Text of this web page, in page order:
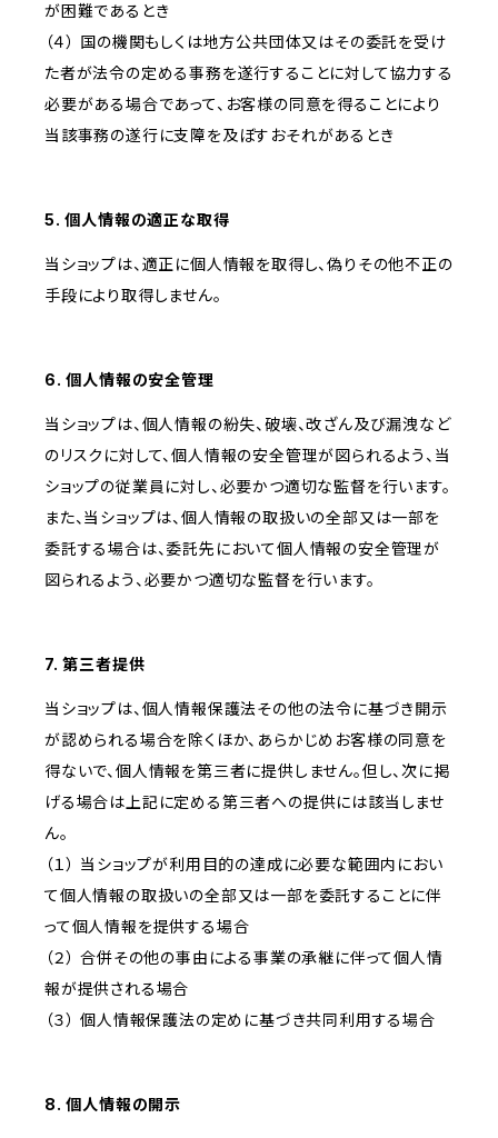
が困難であるとき
（４） 国の機関もしくは地方公共団体又はその委託を受け
た者が法令の定める事務を遂行することに対して協力する
必要がある場合であって、お客様の同意を得ることにより
当該事務の遂行に支障を及ぼすおそれがあるとき
5. 個人情報の適正な取得
当ショップは、適正に個人情報を取得し、偽りその他不正の
手段により取得しません。
6. 個人情報の安全管理
当ショップは、個人情報の紛失、破壊、改ざん及び漏洩など
のリスクに対して、個人情報の安全管理が図られるよう、当
ショップの従業員に対し、必要かつ適切な監督を行います。
また、当ショップは、個人情報の取扱いの全部又は一部を
委託する場合は、委託先において個人情報の安全管理が
図られるよう、必要かつ適切な監督を行います。
7. 第三者提供
当ショップは、個人情報保護法その他の法令に基づき開示
が認められる場合を除くほか、あらかじめお客様の同意を
得ないで、個人情報を第三者に提供しません。但し、次に掲
げる場合は上記に定める第三者への提供には該当しませ
ん。
（１） 当ショップが利用目的の達成に必要な範囲内におい
て個人情報の取扱いの全部又は一部を委託することに伴
って個人情報を提供する場合
（２） 合併その他の事由による事業の承継に伴って個人情
報が提供される場合
（３） 個人情報保護法の定めに基づき共同利用する場合
8. 個人情報の開示